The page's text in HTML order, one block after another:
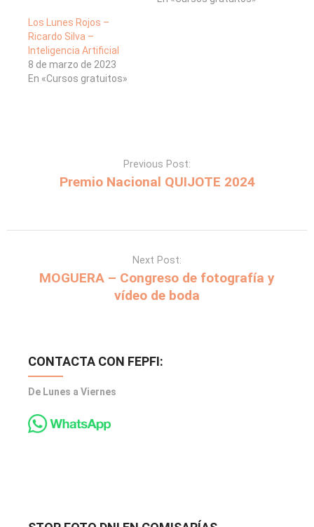
Los Lunes Rojos –
Ricardo Silva –
Inteligencia Artificial
8 de marzo de 2023
En «Cursos gratuitos»
Previous Post:
Premio Nacional QUIJOTE 2024
Next Post:
MOGUERA – Congreso de fotografía y
vídeo de boda
CONTACTA CON FEPFI:
De Lunes a Viernes